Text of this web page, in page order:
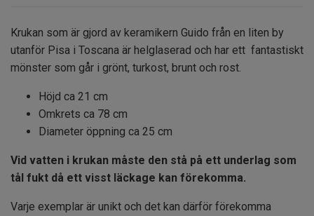
Krukan som är gjord av keramikern Guido från en liten by
utanför Pisa i Toscana är helglaserad och har ett fantastiskt
mönster som går i grönt, turkost, brunt och rost.
Höjd ca 21 cm
Omkrets ca 78 cm
Diameter öppning ca 25 cm
Vid vatten i krukan måste den stå på ett underlag som
tål fukt då ett visst läckage kan förekomma.
Varje exemplar är unikt och det kan därför förekomma